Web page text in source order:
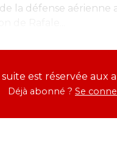
la défense aérienne
suite est réservée aux
Déjà abonné ? Se